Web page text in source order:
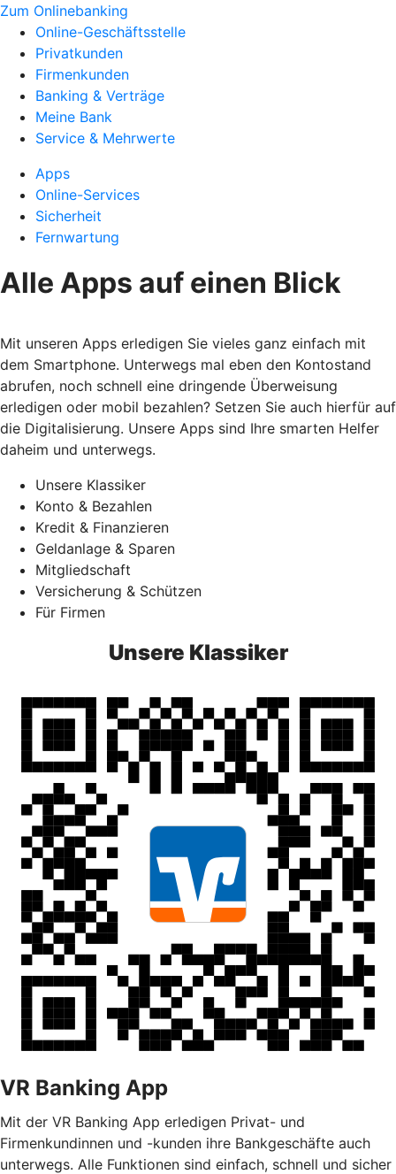
Zum Onlinebanking
Online-Geschäftsstelle
Privatkunden
Firmenkunden
Banking & Verträge
Meine Bank
Service & Mehrwerte
Apps
Online-Services
Sicherheit
Fernwartung
Alle Apps auf einen Blick
Mit unseren Apps erledigen Sie vieles ganz einfach mit
dem Smartphone. Unterwegs mal eben den Kontostand
abrufen, noch schnell eine dringende Überweisung
erledigen oder mobil bezahlen? Setzen Sie auch hierfür auf
die Digitalisierung. Unsere Apps sind Ihre smarten Helfer
daheim und unterwegs.
Unsere Klassiker
Konto & Bezahlen
Kredit & Finanzieren
Geldanlage & Sparen
Mitgliedschaft
Versicherung & Schützen
Für Firmen
Unsere Klassiker
VR Banking App
Mit der VR Banking App erledigen Privat- und
Firmenkundinnen und -kunden ihre Bankgeschäfte auch
unterwegs. Alle Funktionen sind einfach, schnell und sicher